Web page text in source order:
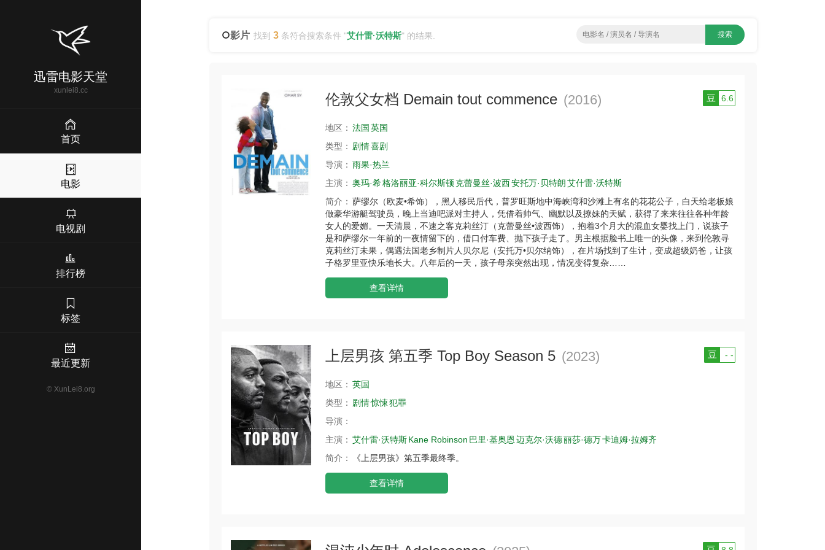
迅雷电影天堂
xunlei8.cc
首页
电影
电视剧
排行榜
标签
最近更新
© XunLei8.org
影片 找到3 条符合搜索条件 "艾什雷·沃特斯" 的结果.
伦敦父女档 Demain tout commence (2016) 豆 6.6
地区： 法国 英国
类型： 剧情喜剧
导演： 雨果·热兰
主演： 奥玛·希格洛丽亚·科尔斯顿克蕾曼丝·波西安托万·贝特朗艾什雷·沃特斯
简介： 萨缪尔（欧麦•希饰），黑人移民后代，普罗旺斯地中海峡湾和沙滩上有名的花花公子，白天给老板娘
做豪华游艇驾驶员，晚上当迪吧派对主持人，凭借着帅气、幽默以及撩妹的天赋，获得了来来往往各种年龄
女人的爱媚。一天清晨，不速之客克莉丝汀（克蕾曼丝•波西饰），抱着3个月大的混血女婴找上门，说孩子
是和萨缪尔一年前的一夜情留下的，借口付车费、抛下孩子走了。男主根据脸书上唯一的头像，来到伦敦寻
克莉丝汀未果，偶遇法国老乡制片人贝尔尼（安托万•贝尔纳饰），在片场找到了生计，变成超级奶爸，让孩
子格罗里亚快乐地长大。八年后的一天，孩子母亲突然出现，情况变得复杂……
查看详情
上层男孩 第五季 Top Boy Season 5 (2023) 豆 - -
地区： 英国
类型： 剧情惊悚犯罪
导演：
主演： 艾什雷·沃特斯Kane Robinson 巴里·基奥恩 迈克尔·沃德丽莎·德万卡迪姆·拉姆齐
简介：
《上层男孩》第五季最终季。
查看详情